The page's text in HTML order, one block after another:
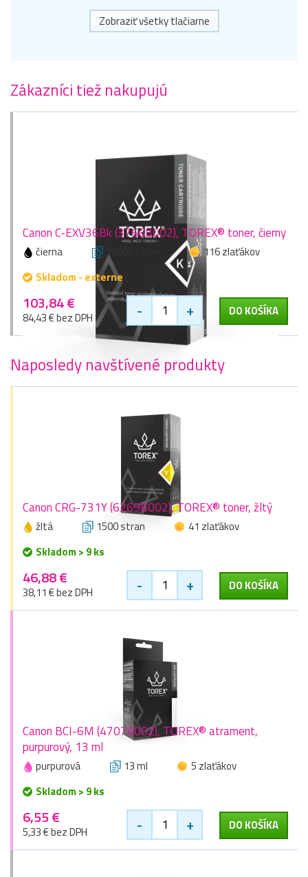
Zobraziť všetky tlačiarne
Zákazníci tiež nakupujú
Canon C-EXV36Bk (3766B002), TOREX® toner, čierny
čierna 56000 stran
116 zlaťákov
Skladom - externe
103,84 €
84,43 € bez DPH - + DO KOŠÍKA
Naposledy navštívené produkty
Canon CRG-731Y (6269B002), TOREX® toner, žltý
žltá 1500 stran
41 zlaťákov
Skladom > 9 ks
46,88 €
38,11 € bez DPH - + DO KOŠÍKA
Canon BCI-6M (4707A002), TOREX® atrament,
purpurový, 13 ml
purpurová 13 ml
5 zlaťákov
Skladom > 9 ks
6,55 €
5,33 € bez DPH - + DO KOŠÍKA